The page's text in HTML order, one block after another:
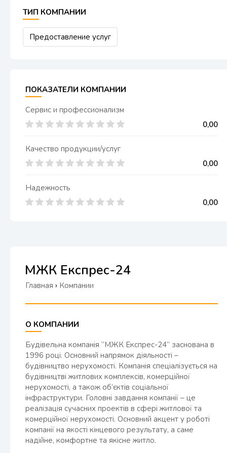
ТИП КОМПАНИИ
Предоставление услуг
ПОКАЗАТЕЛИ КОМПАНИИ
Сервис и профессионализм
0,00
Качество продукции/услуг
0,00
Надежность
0,00
МЖК Експрес-24
Главная › Компании
О КОМПАНИИ
Будівельна компанія “МЖК Експрес-24” заснована в
1996 році. Основний напрямок діяльності –
будівництво нерухомості. Компанія спеціалізується на
будівництві житлових комплексів, комерційної
нерухомості, а також об’єктів соціальної
інфраструктури. Головні завдання компанії – це
реалізація сучасних проектів в сфері житлової та
комерційної нерухомості. Основний акцент у роботі
компанії на якості кінцевого результату, а саме
надійне, комфортне та якісне житло.